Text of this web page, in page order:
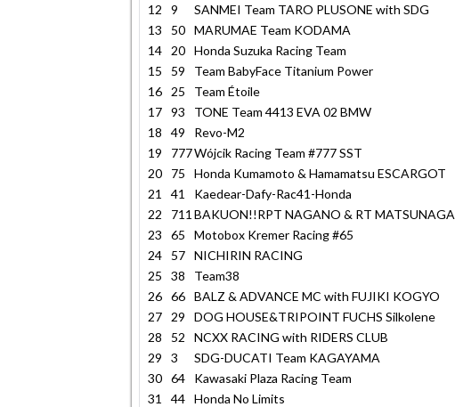
12
9 SANMEI Team TARO PLUSONE with SDG
13
50 MARUMAE Team KODAMA
14
20 Honda Suzuka Racing Team
15
59 Team BabyFace Titanium Power
16
25 Team Étoile
17 93 TONE Team 4413 EVA 02 BMW
18
49 Revo-M2
19
777Wójcik Racing Team #777 SST
20
75 Honda Kumamoto & Hamamatsu ESCARGOT
21
41 Kaedear-Dafy-Rac41-Honda
22
711 BAKUON!!RPT NAGANO & RT MATSUNAGA
23
65 Motobox Kremer Racing #65
24
57 NICHIRIN RACING
25
38 Team38
26 66 BALZ & ADVANCE MC with FUJIKI KOGYO
27
29 DOG HOUSE&TRIPOINT FUCHS Silkolene
28
52 NCXX RACING with RIDERS CLUB
29
3 SDG-DUCATI Team KAGAYAMA
30 64 Kawasaki Plaza Racing Team
31
44 Honda No Limits